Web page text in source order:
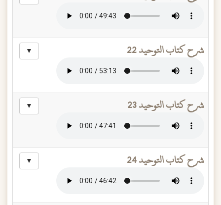
شرح كتاب التوحيد 22 ▼
شرح كتاب التوحيد 23 ▼
شرح كتاب التوحيد 24 ▼